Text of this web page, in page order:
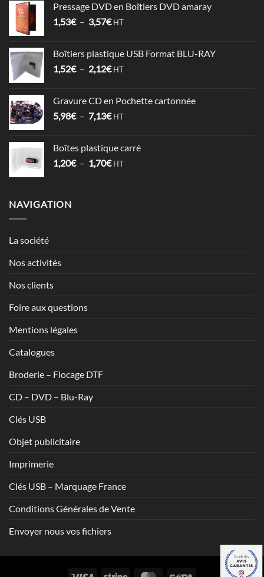
6,78€
à
Pressage DVD en Boîtiers DVD amaray
1,53€ – 3,57€Plage
1,53€
à
HT
Boîtiers plastique USB Format BLU-RAY
1,52€ – 2,12€Plage
1,52€
à
HT
Gravure CD en Pochette cartonnée
5,98€ – 7,13€Plage
5,98€
à
HT
Boîtes plastique carré
1,20€ – 1,70€Plage
HT
NAVIGATION
La société
Nos activités
Nos clients
Foire aux questions
Mentions légales
Catalogues
Broderie – Flocage DTF
CD – DVD – Blu-Ray
Clés USB
Objet publicitaire
Imprimerie
Clés USB – Marquage France
Conditions Générales de Vente
Envoyer nous vos fichiers